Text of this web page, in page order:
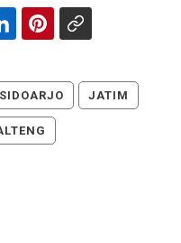
SIDOARJO JATIM